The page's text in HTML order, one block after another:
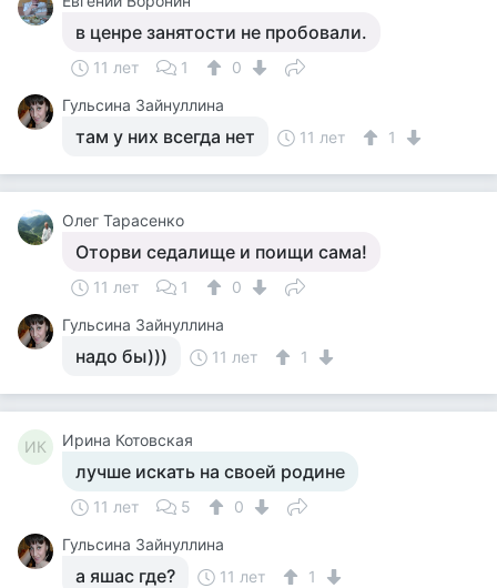
в ценре занятости не пробовали.
11 лет 1
0
Гульсина Зайнуллина
там у них всегда нет 11 лет 1
Олег Тарасенко
Оторви седалище и поищи сама!
11 лет 1
0
Гульсина Зайнуллина
надо бы))) 11 лет 1
ИК Ирина Котовская
лучше искать на своей родине
11 лет 5
0
Гульсина Зайнуллина
а яшас где? 11 лет 1